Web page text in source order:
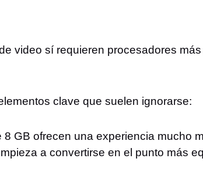
video sí requieren procesadores
clave que suelen ignorarse:
8 GB ofrecen una experiencia mucho
a convertirse en el punto más